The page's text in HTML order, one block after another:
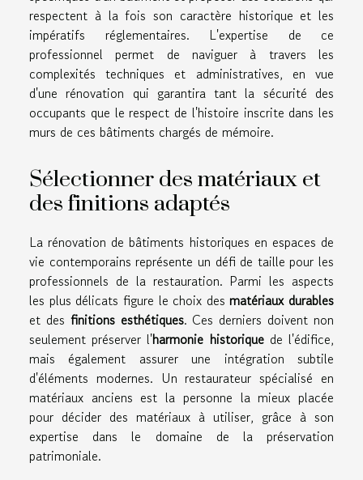
respectent à la fois son caractère historique et les
impératifs réglementaires. L'expertise de ce
professionnel permet de naviguer à travers les
complexités techniques et administratives, en vue
d'une rénovation qui garantira tant la sécurité des
occupants que le respect de l'histoire inscrite dans les
murs de ces bâtiments chargés de mémoire.
Sélectionner des matériaux et
des finitions adaptés
La rénovation de bâtiments historiques en espaces de
vie contemporains représente un défi de taille pour les
professionnels de la restauration. Parmi les aspects
les plus délicats figure le choix des matériaux durables
et des finitions esthétiques. Ces derniers doivent non
seulement préserver l'harmonie historiquede l'édifice,
mais également assurer une intégration subtile
d'éléments modernes. Un restaurateur spécialisé en
matériaux anciens est la personne la mieux placée
pour décider des matériaux à utiliser, grâce à son
expertise dans le domaine de la préservation
patrimoniale.